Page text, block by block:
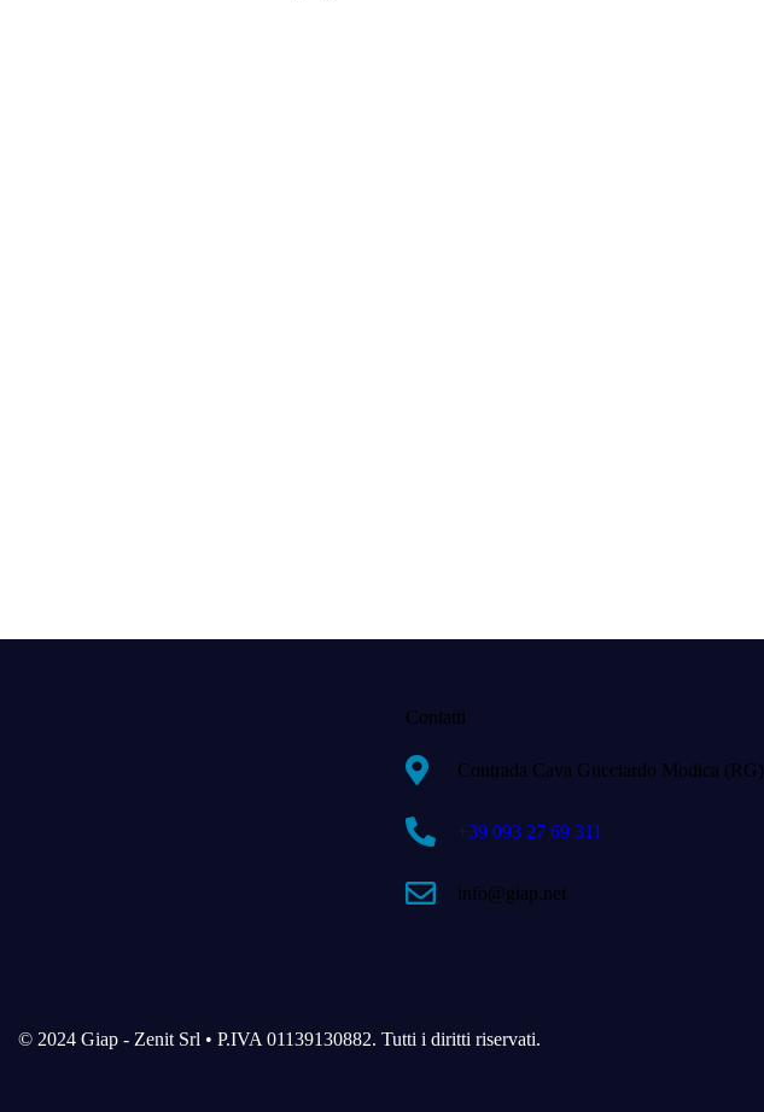
Contatti
Contrada Cava Gucciardo Modica (RG)
+39 093 27 69 311
info@giap.net
© 2024 Giap - Zenit Srl • P.IVA 01139130882. Tutti i diritti riservati.